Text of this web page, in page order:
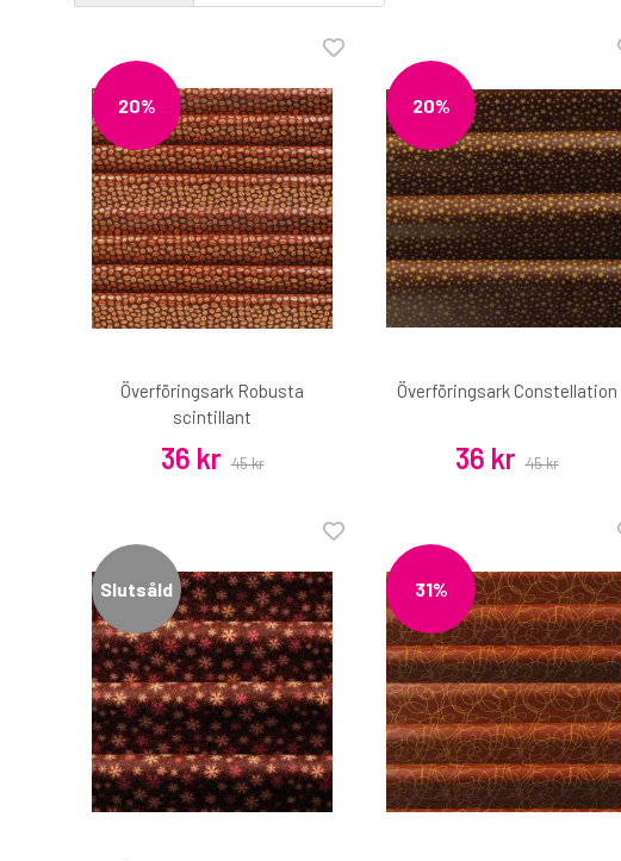
20%
Överföringsark Robusta
scintillant
36 kr 45 kr
20%
Överföringsark Constellation
36 kr 45 kr
Slutsåld 31%